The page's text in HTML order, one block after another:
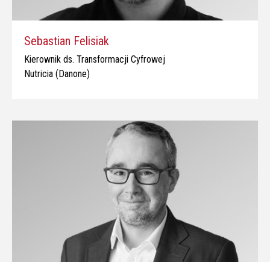
Sebastian Felisiak
Kierownik ds. Transformacji Cyfrowej
Nutricia (Danone)